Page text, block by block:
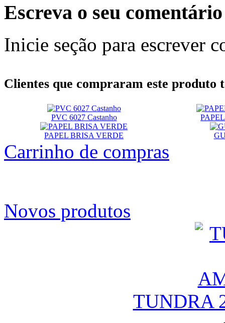
Escreva o seu comentário
Inicie seção para escrever
Clientes que compraram este produto
PVC 6027 Castanho
PAPEL BRISA VERDE
Carrinho de compras
Novos produtos
TUNDRA